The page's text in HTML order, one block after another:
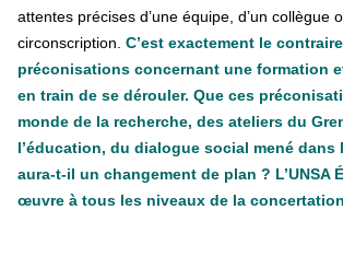
attentes précises d’une équipe, d’un collègue
circonscription. C’est exactement le
préconisations concernant une formation
en train de se dérouler. Que ces
monde de la recherche, des ateliers du
l’éducation, du dialogue social mené dans
aura-t-il un changement de plan ? L’UNSA
œuvre à tous les niveaux de la